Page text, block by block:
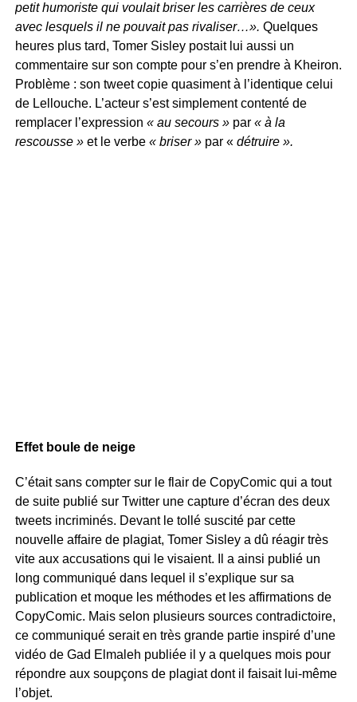
petit humoriste qui voulait briser les carrières de ceux
avec lesquels il ne pouvait pas rivaliser…». Quelques
heures plus tard, Tomer Sisley postait lui aussi un
commentaire sur son compte pour s’en prendre à Kheiron.
Problème : son tweet copie quasiment à l’identique celui
de Lellouche. L’acteur s’est simplement contenté de
remplacer l’expression « au secours »par « à la
rescousse »et le verbe « briser » par «détruire ».
Effet boule de neige
C’était sans compter sur le flair de CopyComic qui a tout
de suite publié sur Twitter une capture d’écran des deux
tweets incriminés. Devant le tollé suscité par cette
nouvelle affaire de plagiat, Tomer Sisley a dû réagir très
vite aux accusations qui le visaient. Il a ainsi publié un
long communiqué dans lequel il s’explique sur sa
publication et moque les méthodes et les affirmations de
CopyComic. Mais selon plusieurs sources contradictoire,
ce communiqué serait en très grande partie inspiré d’une
vidéo de Gad Elmaleh publiée il y a quelques mois pour
répondre aux soupçons de plagiat dont il faisait lui-même
l’objet.